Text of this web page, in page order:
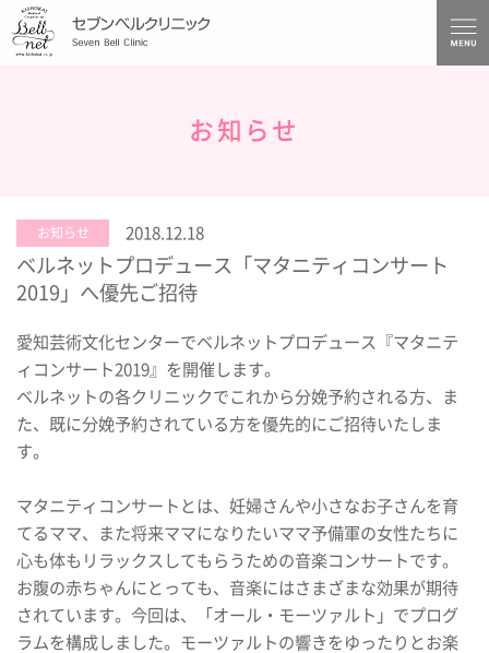
お知らせ
お知らせ 2018.12.18
ベルネットプロデュース「マタニティコンサート
2019」へ優先ご招待
愛知芸術文化センターでベルネットプロデュース『マタニテ
ィコンサート2019』を開催します。
ベルネットの各クリニックでこれから分娩予約される方、ま
た、既に分娩予約されている方を優先的にご招待いたしま
す。
マタニティコンサートとは、妊婦さんや小さなお子さんを育
てるママ、また将来ママになりたいママ予備軍の女性たちに
心も体もリラックスしてもらうための音楽コンサートです。
お腹の赤ちゃんにとっても、音楽にはさまざまな効果が期待
されています。今回は、「オール・モーツァルト」でプログ
ラムを構成しました。モーツァルトの響きをゆったりとお楽